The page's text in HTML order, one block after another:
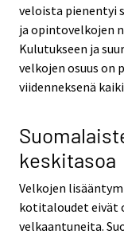
veloista pienentyi
ja opintovelkojen
Kulutukseen ja
velkojen osuus on
viidenneksenä
keskitasoa
Velkojen
kotitaloudet eivät
velkaantuneita.